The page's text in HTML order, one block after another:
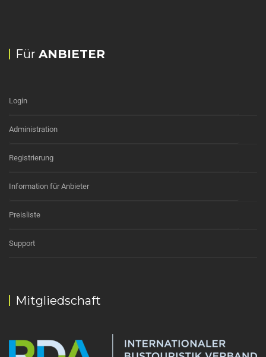
Für ANBIETER
Login
Administration
Registrierung
Information für Anbieter
Preisliste
Support
Mitgliedschaft